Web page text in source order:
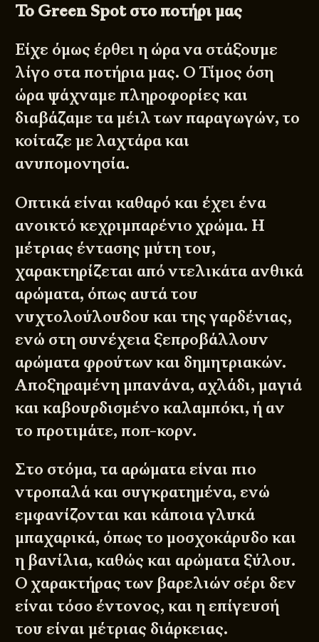
Το Green Spotστο ποτήρι μας
Είχε όμως έρθει η ώρα να στάξουμε
λίγο στα ποτήρια μας. Ο Τίμος όση
ώρα ψάχναμε πληροφορίες και
διαβάζαμε τα μέιλ των παραγωγών, το
κοίταζε με λαχτάρα και
ανυπομονησία.
Οπτικά είναι καθαρό και έχει ένα
ανοικτό κεχριμπαρένιο χρώμα. Η
μέτριας έντασης μύτη του,
χαρακτηρίζεται από ντελικάτα ανθικά
αρώματα, όπως αυτά του
νυχτολούλουδου και της γαρδένιας,
ενώ στη συνέχεια ξεπροβάλλουν
αρώματα φρούτων και δημητριακών.
Αποξηραμένη μπανάνα, αχλάδι, μαγιά
και καβουρδισμένο καλαμπόκι, ή αν
το προτιμάτε, ποπ-κορν.
Στο στόμα, τα αρώματα είναι πιο
ντροπαλά και συγκρατημένα, ενώ
εμφανίζονται και κάποια γλυκά
μπαχαρικά, όπως το μοσχοκάρυδο και
η βανίλια, καθώς και αρώματα ξύλου.
Ο χαρακτήρας των βαρελιών σέρι δεν
είναι τόσο έντονος, και η επίγευσή
του είναι μέτριας διάρκειας.